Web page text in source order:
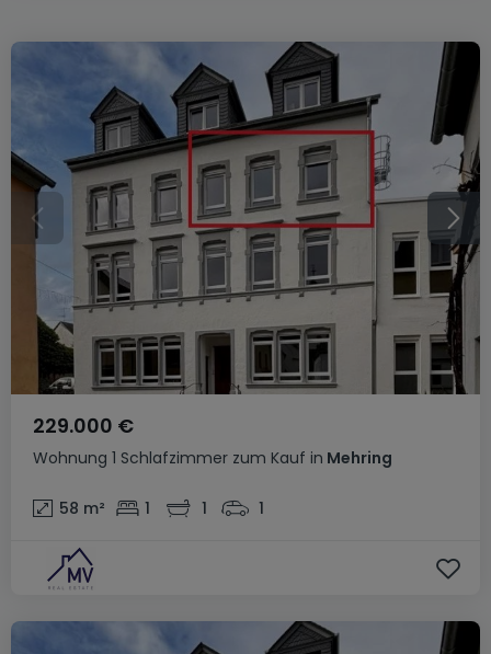
Wohnung 1 Schlafzimmer zum Kauf in Mehring
229.000 €
58 m² 1 1 1